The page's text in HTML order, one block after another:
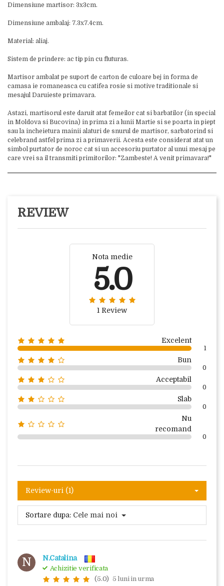
Dimensiune martisor: 3x3cm.
Dimensiune ambalaj: 7.3x7.4cm.
Material: aliaj.
Sistem de prindere: ac tip pin cu fluturas.
Martisor ambalat pe suport de carton de culoare bej in forma de
camasa ie romaneasca cu catifea rosie si motive traditionale si
mesajul Daruieste primavara.
Astazi, martisorul este daruit atat femeilor cat si barbatilor (in special
in Moldova si Bucovina) in prima zi a lunii Martie si se poarta in piept
sau la incheietura mainii alaturi de snurul de martisor, sarbatorind si
celebrand astfel prima zi a primaverii. Acesta este considerat atat un
simbol purtator de noroc cat si un accesoriu purtator al unui mesaj pe
care vrei sa il transmiti primitorilor: "Zambeste! A venit primavara!"
REVIEW
Nota medie
5.0
1 Review
Excelent
1
Bun
0
Acceptabil
0
Slab
0
Nu
recomand
0
Review-uri (1)
Sortare dupa: Cele mai noi
N N.Catalina
Achizitie verificata
(5.0) 5 luni in urma